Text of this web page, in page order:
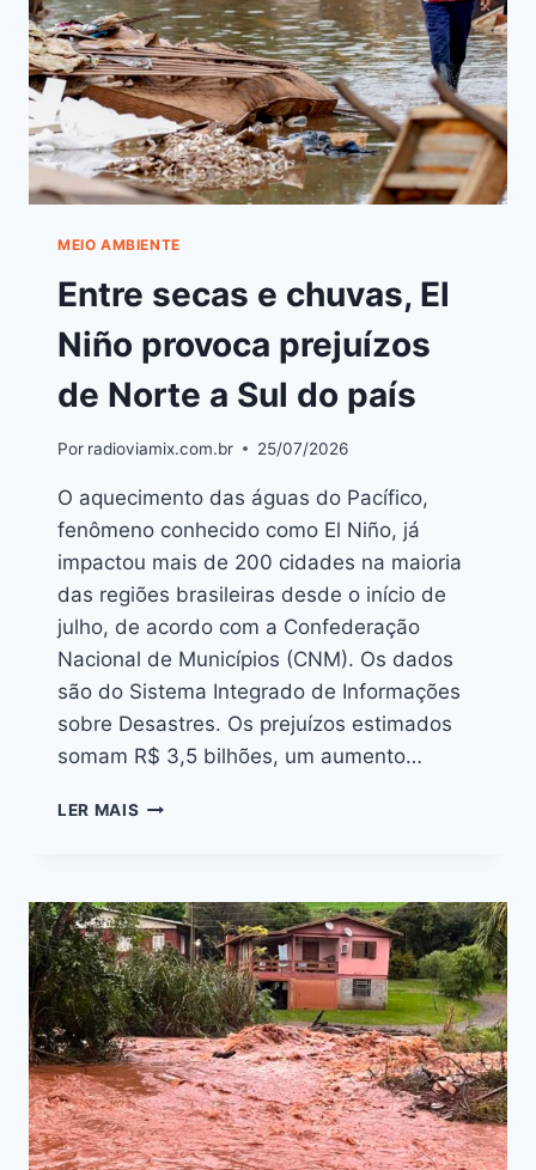
MEIO AMBIENTE
Entre secas e chuvas, El
Niño provoca prejuízos
de Norte a Sul do país
Por radioviamix.com.br 25/07/2026
O aquecimento das águas do Pacífico,
fenômeno conhecido como El Niño, já
impactou mais de 200 cidades na maioria
das regiões brasileiras desde o início de
julho, de acordo com a Confederação
Nacional de Municípios (CNM). Os dados
são do Sistema Integrado de Informações
sobre Desastres. Os prejuízos estimados
somam R$ 3,5 bilhões, um aumento…
LER MAIS